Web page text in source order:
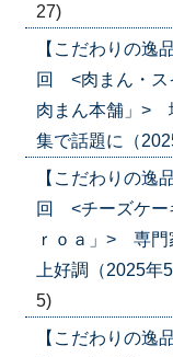
27)
【こだわりの逸
回 <肉まん・ス
肉まん本舗」>
集で話題に（
【こだわりの逸
回 <チーズケー
ｒｏａ」> 専門
上好調（2025
5)
【こだわりの逸